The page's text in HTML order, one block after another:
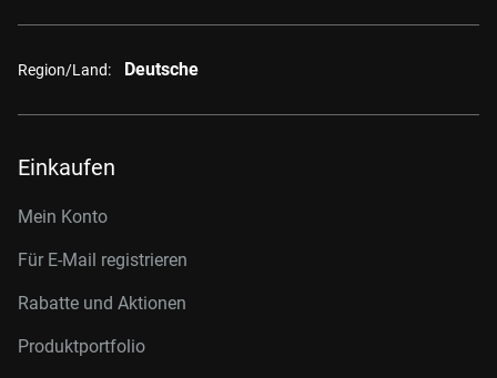
Region/Land: Deutsche
Einkaufen
Mein Konto
Für E-Mail registrieren
Rabatte und Aktionen
Produktportfolio